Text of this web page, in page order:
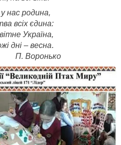
нас родина,
всіх єдина:
Україна,
дні – весна.